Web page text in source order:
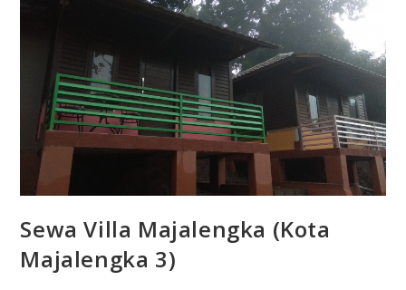
Sewa Villa Majalengka (Kota
Majalengka 3)